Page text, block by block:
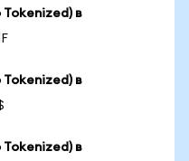
в
в
в